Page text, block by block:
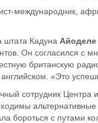
международник,
штата Кадуна Айоделе
Он согласился с
британскую
«Это
сотрудник Центра
бороться с путами